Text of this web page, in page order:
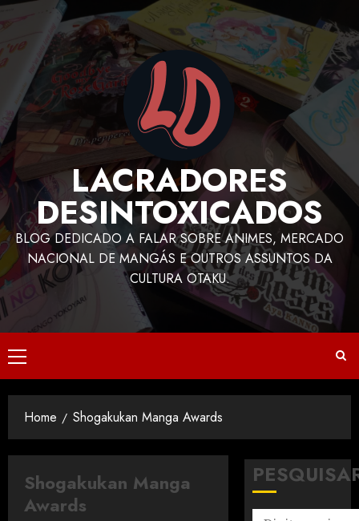
LACRADORES
DESINTOXICADOS
BLOG DEDICADO A FALAR SOBRE ANIMES, MERCADO
NACIONAL DE MANGÁS E OUTROS ASSUNTOS DA
CULTURA OTAKU.
Home Shogakukan Manga Awards
Shogakukan Manga
Awards